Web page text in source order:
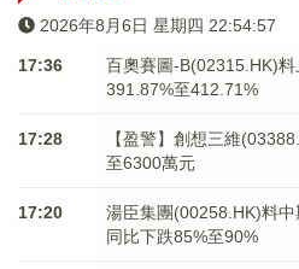
2026年8月6日 星期四 22:54:57
17:36
百奧賽圖-B(02315.HK)
391.87%至412.71%
17:28
【盈警】創想三維
至6300萬元
17:20
湯臣集團(00258.HK)料
同比下跌85%至90%